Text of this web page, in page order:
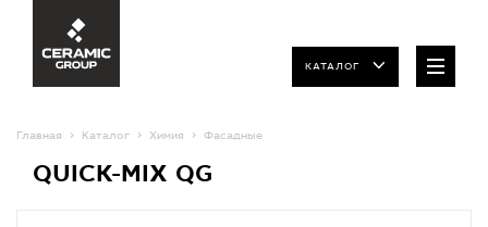
КАТАЛОГ
Главная Каталог Химия Фасадные
QUICK-MIX QG